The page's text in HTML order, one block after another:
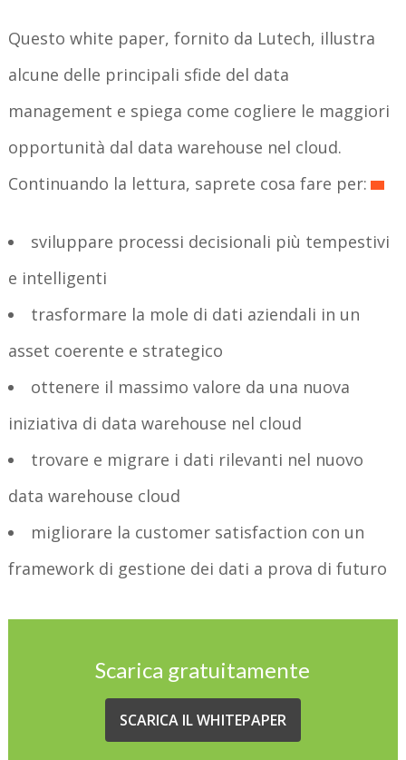
Questo white paper, fornito da Lutech, illustra
alcune delle principali sfide del data
management e spiega come cogliere le maggiori
opportunità dal data warehouse nel cloud.
Continuando la lettura, saprete cosa fare per:
sviluppare processi decisionali più tempestivi
e intelligenti
trasformare la mole di dati aziendali in un
asset coerente e strategico
ottenere il massimo valore da una nuova
iniziativa di data warehouse nel cloud
trovare e migrare i dati rilevanti nel nuovo
data warehouse cloud
migliorare la customer satisfaction con un
framework di gestione dei dati a prova di futuro
Scarica gratuitamente
SCARICA IL WHITEPAPER